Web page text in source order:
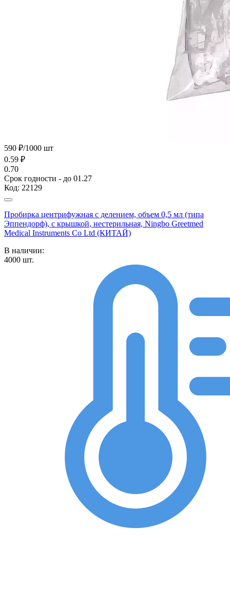
590 ₽/1000 шт
0.59 ₽
0.70
Срок годности - до 01.27
Код: 22129
Пробирка центрифужная с делением, объем 0,5 мл (типа
Эппендорф), с крышкой, нестерильная, Ningbo Greetmed
Medical Instruments Co Ltd (КИТАЙ)
В наличии:
4000 шт.